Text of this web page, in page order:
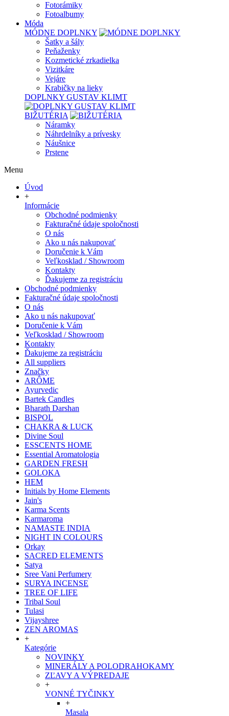
Fotorámiky
Fotoalbumy
Móda
MÓDNE DOPLNKY
Šatky a šály
Peňaženky
Kozmetické zrkadielka
Vizitkáre
Vejáre
Krabičky na lieky
DOPLNKY GUSTAV KLIMT
BIŽUTÉRIA
Náramky
Náhrdelníky a prívesky
Náušnice
Prstene
Menu
Úvod
+
Informácie
Obchodné podmienky
Fakturačné údaje spoločnosti
O nás
Ako u nás nakupovať
Doručenie k Vám
Veľkosklad / Showroom
Kontakty
Ďakujeme za registráciu
Obchodné podmienky
Fakturačné údaje spoločnosti
O nás
Ako u nás nakupovať
Doručenie k Vám
Veľkosklad / Showroom
Kontakty
Ďakujeme za registráciu
All suppliers
Značky
ARÔME
Ayurvedic
Bartek Candles
Bharath Darshan
BISPOL
CHAKRA & LUCK
Divine Soul
ESSCENTS HOME
Essential Aromatologia
GARDEN FRESH
GOLOKA
HEM
Initials by Home Elements
Jain's
Karma Scents
Karmaroma
NAMASTE INDIA
NIGHT IN COLOURS
Orkay
SACRED ELEMENTS
Satya
Sree Vani Perfumery
SURYA INCENSE
TREE OF LIFE
Tribal Soul
Tulasi
Vijayshree
ZEN AROMAS
+
Kategórie
NOVINKY
MINERÁLY A POLODRAHOKAMY
ZĽAVY A VÝPREDAJE
+
VONNÉ TYČINKY
+
Masala